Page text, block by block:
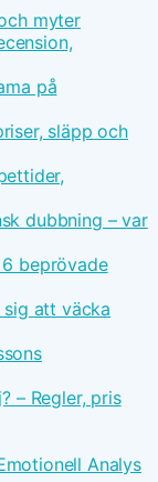
myter
på
släpp och
dubbning – var
beprövade
sig att väcka
– Regler, pris
Analys